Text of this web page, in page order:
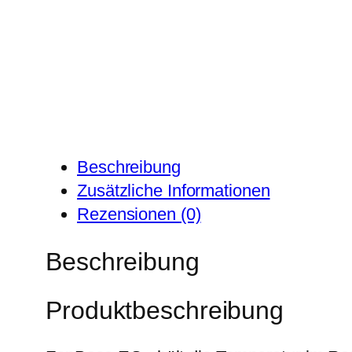
Beschreibung
Zusätzliche Informationen
Rezensionen (0)
Beschreibung
Produktbeschreibung